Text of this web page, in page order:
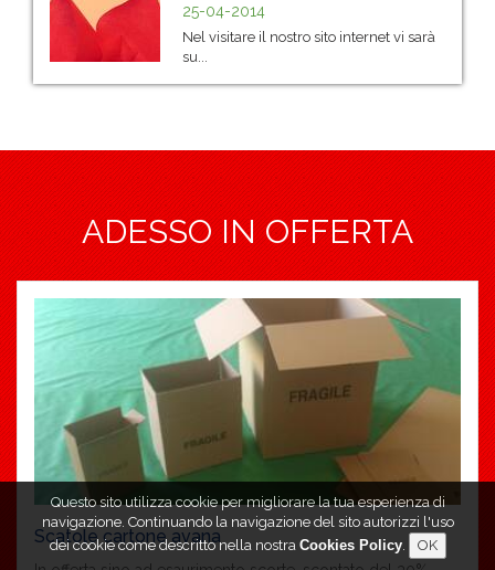
25-04-2014
Nel visitare il nostro sito internet vi sarà
su...
ADESSO IN OFFERTA
Scatole cartone avana
Questo sito utilizza cookie per migliorare la tua esperienza di
navigazione. Continuando la navigazione del sito autorizzi l'uso
dei cookie come descritto nella nostra Cookies Policy.